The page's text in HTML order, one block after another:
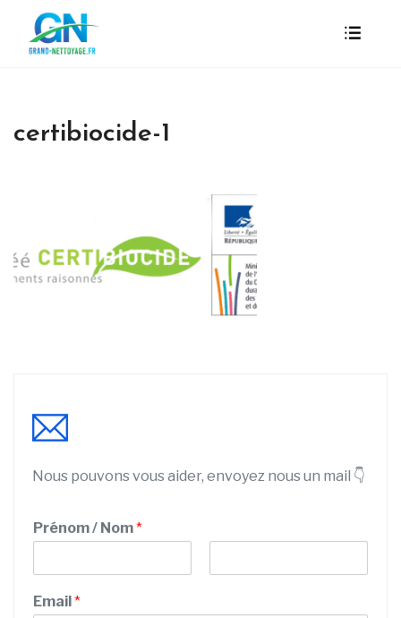
certibiocide-1
Nous pouvons vous aider, envoyez nous un mail 👇
Prénom / Nom*
r
é
Email*